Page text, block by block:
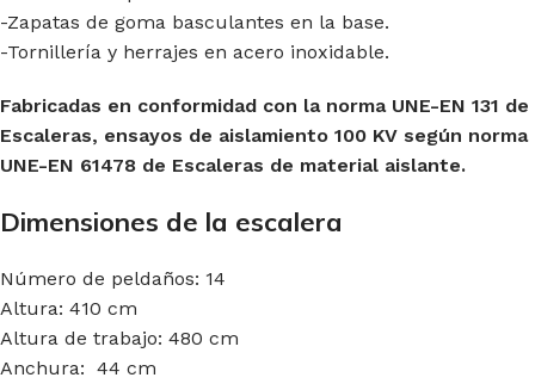
-Zapatas de goma basculantes en la base.
-Tornillería y herrajes en acero inoxidable.
Fabricadas en conformidad con la norma UNE-EN 131 de
Escaleras, ensayos de aislamiento 100 KV según norma
UNE-EN 61478 de Escaleras de material aislante.
Dimensiones de la escalera
Número de peldaños: 14
Altura: 410 cm
Altura de trabajo: 480 cm
Anchura: 44 cm